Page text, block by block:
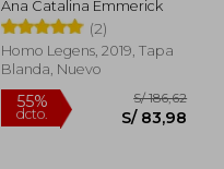
Ana Catalina Emmerick
(2)
Homo Legens, 2019, Tapa
Blanda, Nuevo